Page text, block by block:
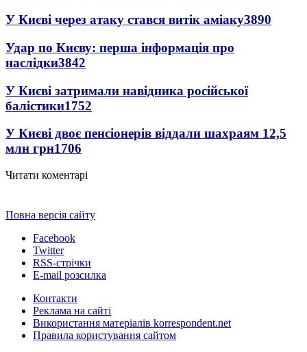
У Києві через атаку стався витік аміаку3890
Удар по Києву: перша інформація про
наслідки3842
У Києві затримали навідника російської
балістики1752
У Києві двоє пенсіонерів віддали шахраям 12,5
млн грн1706
Читати коментарі
Повна версія сайту
Facebook
Twitter
RSS-стрічки
E-mail розсилка
Контакти
Реклама на сайті
Використання матеріалів korrespondent.net
Правила користування сайтом